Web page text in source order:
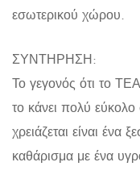
εσωτερικού χώρου.
ΣΥΝΤΗΡΗΣΗ:
Το γεγονός ότι το
το κάνει πολύ
χρειάζεται είναι ένα
καθάρισμα με ένα